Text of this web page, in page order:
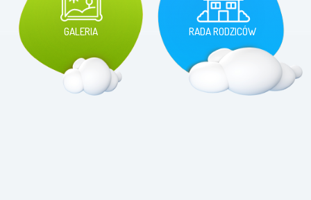
GALERIA RADA RODZICÓW